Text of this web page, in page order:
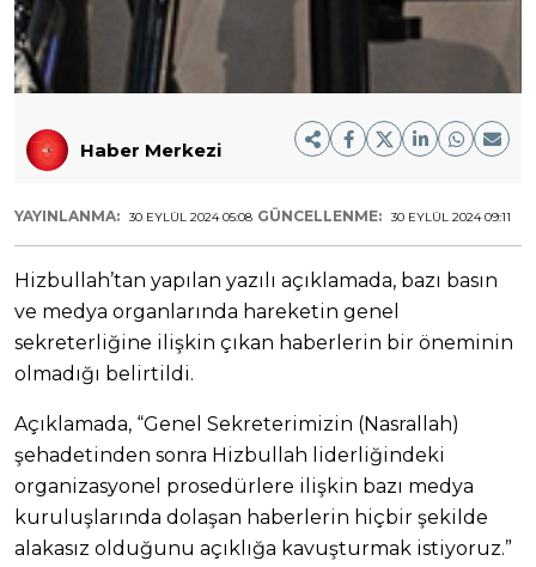
Haber Merkezi
YAYINLANMA: 30 EYLÜL 2024 05:08 GÜNCELLENME: 30 EYLÜL 2024 09:11
Hizbullah’tan yapılan yazılı açıklamada, bazı basın
ve medya organlarında hareketin genel
sekreterliğine ilişkin çıkan haberlerin bir öneminin
olmadığı belirtildi.
Açıklamada, “Genel Sekreterimizin (Nasrallah)
şehadetinden sonra Hizbullah liderliğindeki
organizasyonel prosedürlere ilişkin bazı medya
kuruluşlarında dolaşan haberlerin hiçbir şekilde
alakasız olduğunu açıklığa kavuşturmak istiyoruz.”